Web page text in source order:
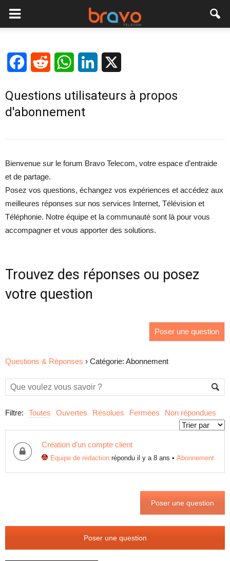
FacebookReddit WhatsAppLinkedIn
Questions utilisateurs à propos
d'abonnement
Bienvenue sur le forum Bravo Telecom, votre espace d’entraide
et de partage.
Posez vos questions, échangez vos expériences et accédez aux
meilleures réponses sur nos services Internet, Télévision et
Téléphonie. Notre équipe et la communauté sont là pour vous
accompagner et vous apporter des solutions.
Trouvez des réponses ou posez
votre question
Poser une question
Questions & Réponses › Catégorie: Abonnement
Filtre: Toutes Ouvertes Résolues Fermées Non répondues
Création d’un compte client
Equipe de rédaction répondu il y a 8 ans • Abonnement
Poser une question
Poser une question